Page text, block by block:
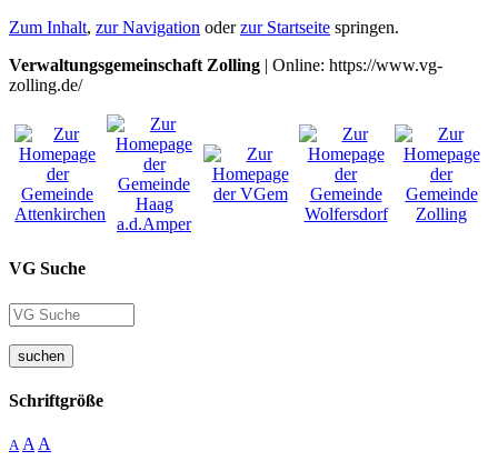
Zum Inhalt, zur Navigation oderzur Startseite springen.
Verwaltungsgemeinschaft Zolling | Online: https://www.vg-
zolling.de/
VG Suche
suchen
Schriftgröße
A A A